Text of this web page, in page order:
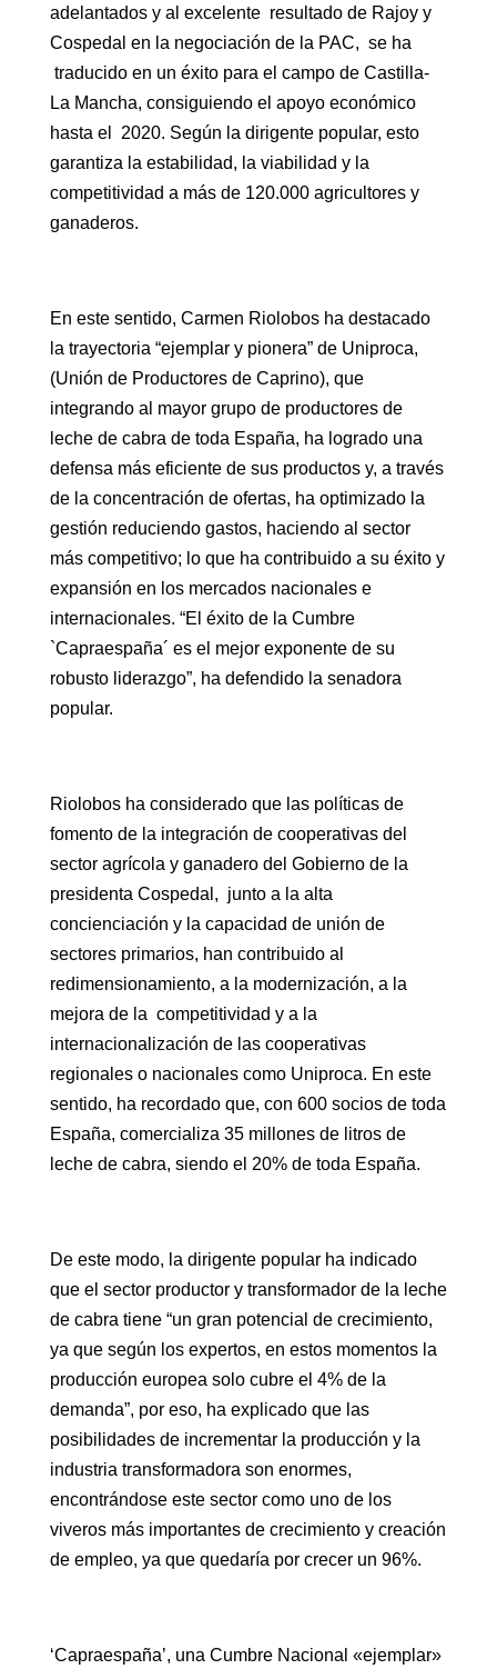
adelantados y al excelente resultado de Rajoy y
Cospedal en la negociación de la PAC, se ha
traducido en un éxito para el campo de Castilla-
La Mancha, consiguiendo el apoyo económico
hasta el 2020. Según la dirigente popular, esto
garantiza la estabilidad, la viabilidad y la
competitividad a más de 120.000 agricultores y
ganaderos.
En este sentido, Carmen Riolobos ha destacado
la trayectoria “ejemplar y pionera” de Uniproca,
(Unión de Productores de Caprino), que
integrando al mayor grupo de productores de
leche de cabra de toda España, ha logrado una
defensa más eficiente de sus productos y, a través
de la concentración de ofertas, ha optimizado la
gestión reduciendo gastos, haciendo al sector
más competitivo; lo que ha contribuido a su éxito y
expansión en los mercados nacionales e
internacionales. “El éxito de la Cumbre
`Capraespaña´ es el mejor exponente de su
robusto liderazgo”, ha defendido la senadora
popular.
Riolobos ha considerado que las políticas de
fomento de la integración de cooperativas del
sector agrícola y ganadero del Gobierno de la
presidenta Cospedal, junto a la alta
concienciación y la capacidad de unión de
sectores primarios, han contribuido al
redimensionamiento, a la modernización, a la
mejora de la competitividad y a la
internacionalización de las cooperativas
regionales o nacionales como Uniproca. En este
sentido, ha recordado que, con 600 socios de toda
España, comercializa 35 millones de litros de
leche de cabra, siendo el 20% de toda España.
De este modo, la dirigente popular ha indicado
que el sector productor y transformador de la leche
de cabra tiene “un gran potencial de crecimiento,
ya que según los expertos, en estos momentos la
producción europea solo cubre el 4% de la
demanda”, por eso, ha explicado que las
posibilidades de incrementar la producción y la
industria transformadora son enormes,
encontrándose este sector como uno de los
viveros más importantes de crecimiento y creación
de empleo, ya que quedaría por crecer un 96%.
‘Capraespaña’, una Cumbre Nacional «ejemplar»